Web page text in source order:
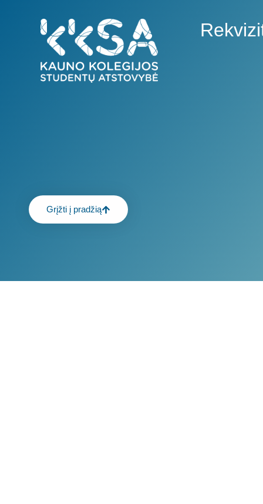
Grįžti į pradžią